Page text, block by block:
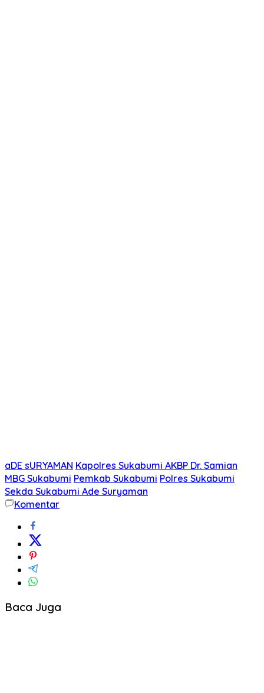
aDE sURYAMAN Kapolres Sukabumi AKBP Dr. Samian
MBG Sukabumi Pemkab Sukabumi Polres Sukabumi
Sekda Sukabumi Ade Suryaman
Komentar
Baca Juga